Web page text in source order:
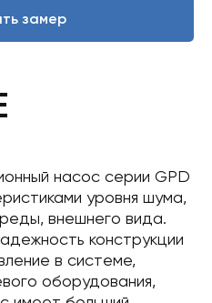
замер
насос серии GPD
уровня шума,
внешнего вида.
конструкции
в системе,
оборудования,